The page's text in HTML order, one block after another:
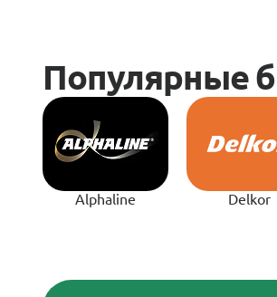
Alphaline Delkor